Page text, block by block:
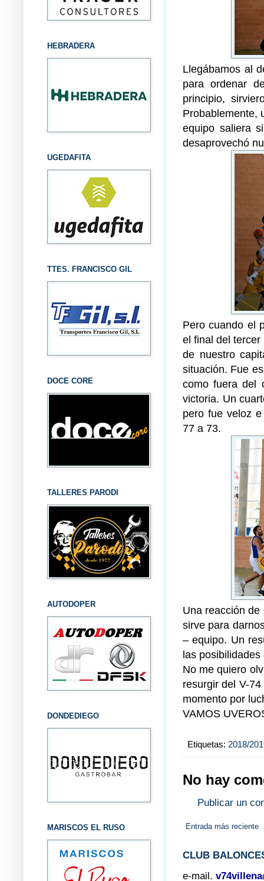
Llegábamos al
para ordenar
principio,
Probablemente,
equipo saliera
desaprovechó
Pero cuando el
el final del
de nuestro
situación. Fue
como fuera del
victoria. Un
pero fue veloz
77 a 73.
Una reacción
sirve para
– equipo. Un
las
No me quiero
resurgir del V-
momento por
VAMOS
Etiquetas: 2018/
No hay
Publicar un
Entrada más reciente
CLUB
e-mail.
HEBRADERA
UGEDAFITA
TTES. FRANCISCO GIL
DOCE CORE
TALLERES PARODI
AUTODOPER
DONDEDIEGO
MARISCOS EL RUSO